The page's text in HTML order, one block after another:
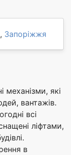
, Запоріжжя
механізми, які
вантажів.
всі
ліфтами,
в